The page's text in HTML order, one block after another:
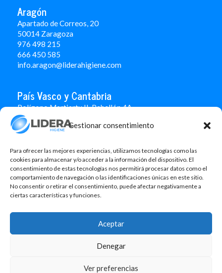
Gestionar consentimiento
Para ofrecer las mejores experiencias, utilizamos tecnologías como las
cookies para almacenar y/o acceder a la información del dispositivo. El
consentimiento de estas tecnologías nos permitirá procesar datos como el
comportamiento de navegación o las identificaciones únicas en este sitio.
No consentir o retirar el consentimiento, puede afectar negativamente a
ciertas características y funciones.
Aceptar
Denegar
Ver preferencias
Aragón
Apartado de Correos, 20
50014 Zaragoza
976 498 215
666 450 585
info.aragon@liderahigiene.com
País Vasco y Cantabria
Polígono Martiartu II. Pabellón 4A
48480 Arrigorriaga
Bizkaia
666 451 184
info.paisvasco@liderahigiene.com
Linked In